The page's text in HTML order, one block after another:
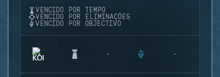
VENCIDO POR TEMPO
VENCIDO POR ELIMINAÇÕES
VENCIDO POR OBJECTIVO